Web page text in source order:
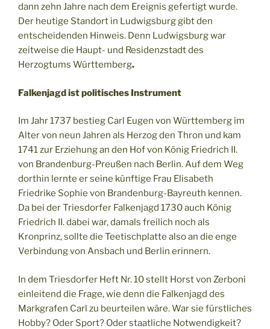
dann zehn Jahre nach dem Ereignis gefertigt wurde.
Der heutige Standort in Ludwigsburg gibt den
entscheidenden Hinweis. Denn Ludwigsburg war
zeitweise die Haupt- und Residenzstadt des
Herzogtums Württemberg.
Falkenjagd ist politisches Instrument
Im Jahr 1737 bestieg Carl Eugen von Württemberg im
Alter von neun Jahren als Herzog den Thron und kam
1741 zur Erziehung an den Hof von König Friedrich II.
von Brandenburg-Preußen nach Berlin. Auf dem Weg
dorthin lernte er seine künftige Frau Elisabeth
Friedrike Sophie von Brandenburg-Bayreuth kennen.
Da bei der Triesdorfer Falkenjagd 1730 auch König
Friedrich II. dabei war, damals freilich noch als
Kronprinz, sollte die Teetischplatte also an die enge
Verbindung von Ansbach und Berlin erinnern.
In dem Triesdorfer Heft Nr. 10 stellt Horst von Zerboni
einleitend die Frage, wie denn die Falkenjagd des
Markgrafen Carl zu beurteilen wäre. War sie fürstliches
Hobby? Oder Sport? Oder staatliche Notwendigkeit?